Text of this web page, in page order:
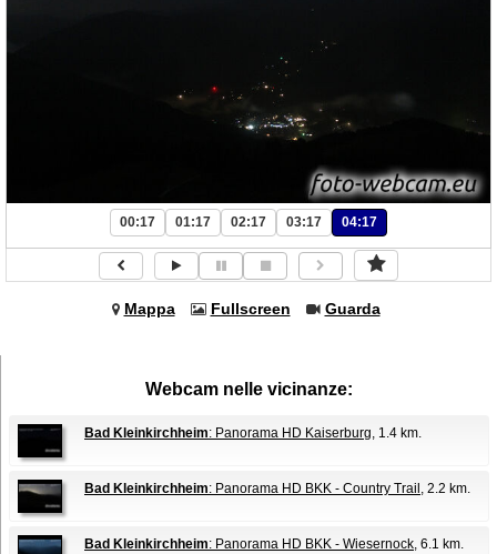
00:17 01:17 02:17 03:17 04:17
Mappa Fullscreen Guarda
Webcam nelle vicinanze:
Bad Kleinkirchheim: Panorama HD Kaiserburg, 1.4 km.
Bad Kleinkirchheim: Panorama HD BKK - Country Trail , 2.2 km.
Bad Kleinkirchheim: Panorama HD BKK - Wiesernock, 6.1 km.